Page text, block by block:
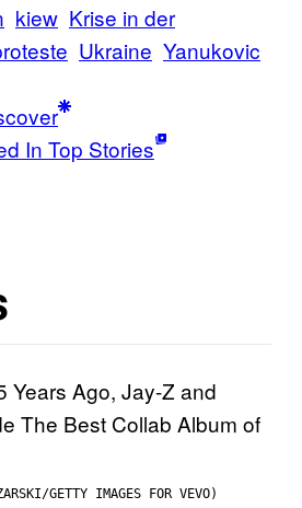
kiew Krise in der
Ukraine Yanukovic
In Top Stories
GETTY IMAGES FOR VEVO)